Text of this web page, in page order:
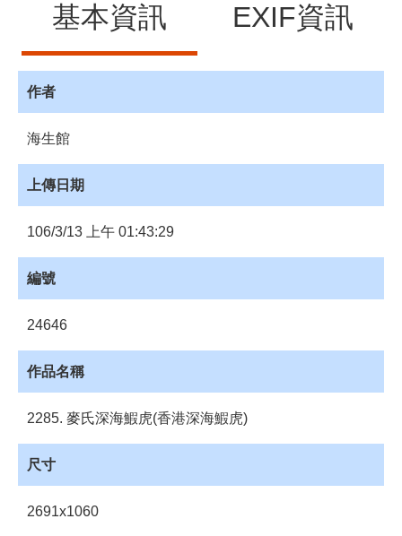
專
區
首
頁
員
登
入
站
物
基本資訊 EXIF資訊
作者
海生館
上傳日期
106/3/13 上午 01:43:29
編號
24646
作品名稱
2285. 麥氏深海鰕虎(香港深海鰕虎)
尺寸
2691x1060